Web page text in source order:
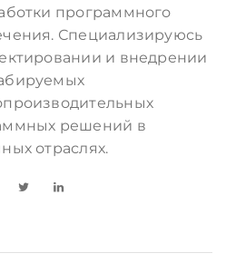
программного
Специализируюсь
и внедрении
решений в
отраслях.